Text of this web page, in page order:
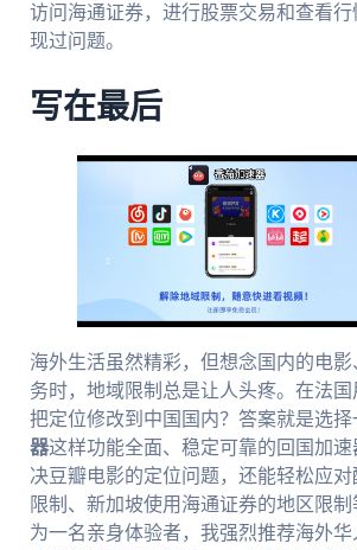
访问海通证券，进行股票交易和查看
现过问题。
写在最后
海外生活虽然精彩，但想念国内的电
务时，地域限制总是让人头疼。在法
把定位修改到中国国内？答案就是选择
器这样功能全面、稳定可靠的回国加
决豆瓣电影的定位问题，还能轻松应
限制、新加坡使用海通证券的地区限
为一名亲身体验者，我强烈推荐海外